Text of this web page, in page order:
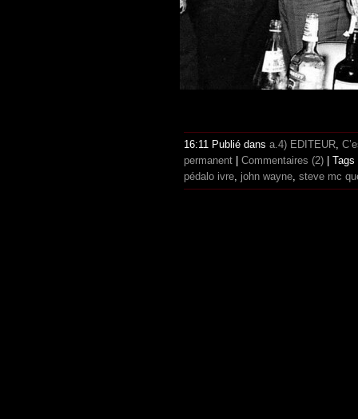
16:11 Publié dans a.4) EDITEUR
permanent
Commentaires (2) |
pédalo ivre john wayne steve mc